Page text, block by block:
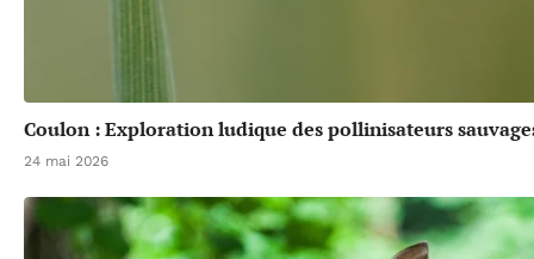
Coulon : Exploration ludique des pollinisateurs
24 mai 2026